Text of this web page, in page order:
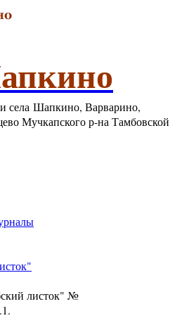
села Шапкино, Варварино,
Мучкапского р-на Тамбовской
листок" №